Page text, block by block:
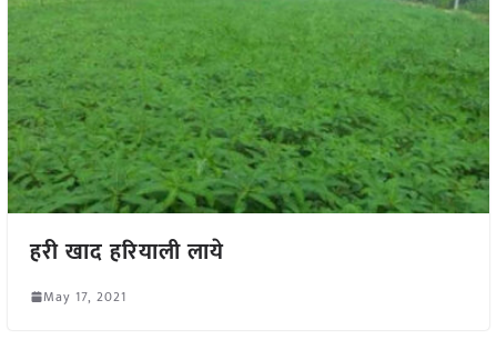
हरी खाद हरियाली लाये
May 17, 2021